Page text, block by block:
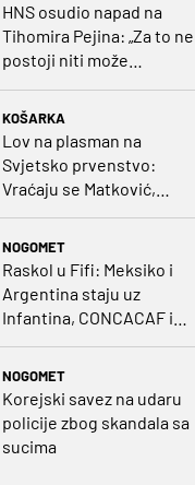
HNS osudio napad na
Tihomira Pejina: „Za to ne
postoji niti može
KOŠARKA
Lov na plasman na
Svjetsko prvenstvo:
Vraćaju se Matković,
Nakić i Drežnjak
NOGOMET
Raskol u Fifi: Meksiko i
Argentina staju uz
Infantina, CONCACAF i
NOGOMET
Korejski savez na udaru
policije zbog skandala sa
sucima